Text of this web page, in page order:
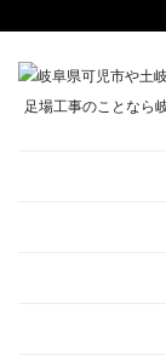
足場工事のことなら